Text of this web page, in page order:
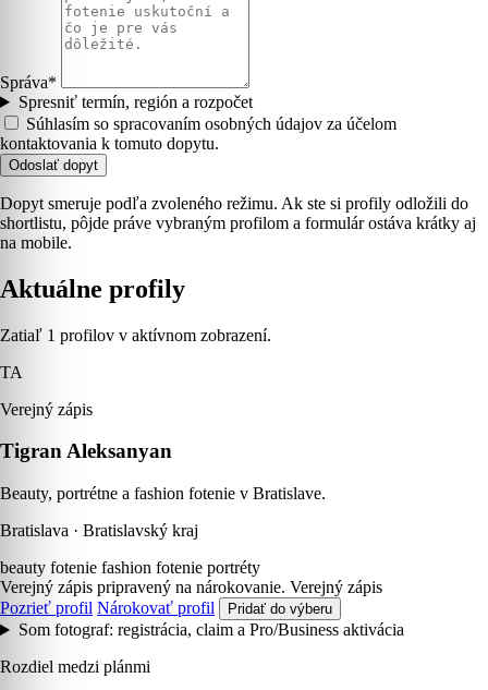
Správa*
Spresniť termín, región a rozpočet
Súhlasím so spracovaním osobných údajov za účelom
kontaktovania k tomuto dopytu.
Odoslať dopyt
Dopyt smeruje podľa zvoleného režimu. Ak ste si profily odložili do
shortlistu, pôjde práve vybraným profilom a formulár ostáva krátky aj
na mobile.
Aktuálne profily
Zatiaľ 1 profilov v aktívnom zobrazení.
TA
Verejný zápis
Tigran Aleksanyan
Beauty, portrétne a fashion fotenie v Bratislave.
Bratislava · Bratislavský kraj
beauty fotenie fashion fotenie portréty
Verejný zápis pripravený na nárokovanie. Verejný zápis
Pozrieť profil Nárokovať profil Pridať do výberu
Som fotograf: registrácia, claim a Pro/Business aktivácia
Rozdiel medzi plánmi